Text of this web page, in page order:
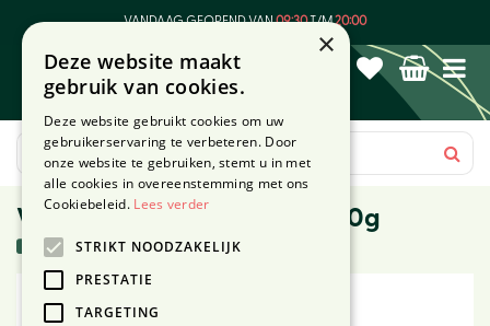
VANDAAG GEOPEND VAN09:30T/M20:00
Voskes Delicatesse tonijn 150g
5 stuks in voorraad
×
Deze website maakt
gebruik van cookies.
Deze website gebruikt cookies om uw
gebruikerservaring te verbeteren. Door
onze website te gebruiken, stemt u in met
alle cookies in overeenstemming met ons
Cookiebeleid. Lees verder
STRIKT NOODZAKELIJK
PRESTATIE
TARGETING